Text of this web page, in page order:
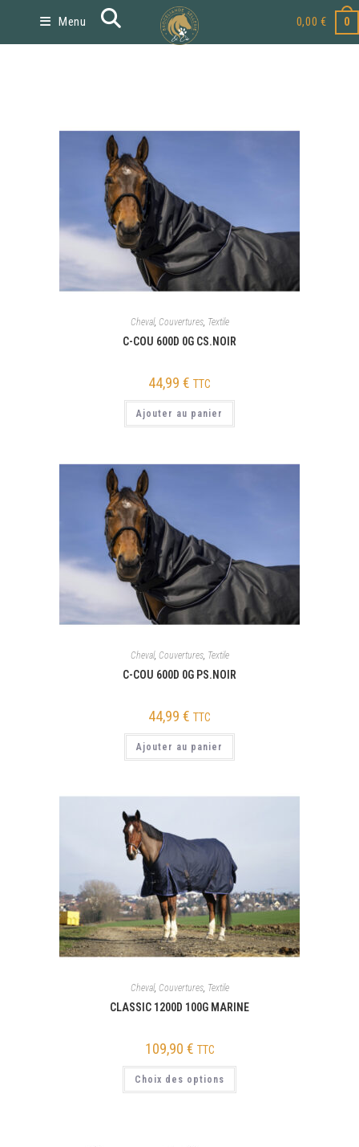
Menu 0,00 € 0
Cheval, Couvertures, Textile
C-COU 600D 0G CS.NOIR
44,99 € TTC
Ajouter au panier
Cheval, Couvertures, Textile
C-COU 600D 0G PS.NOIR
44,99 € TTC
Ajouter au panier
Cheval, Couvertures, Textile
CLASSIC 1200D 100G MARINE
109,90 € TTC
Choix des options